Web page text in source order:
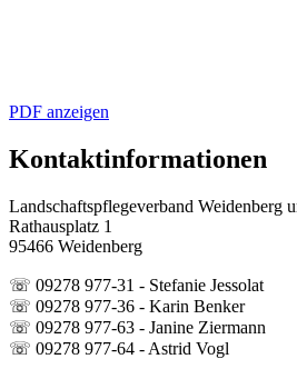
PDF anzeigen
Kontaktinformationen
Landschaftspflegeverband Weidenberg
Rathausplatz 1
95466 Weidenberg
☏ 09278 977-31 - Stefanie Jessolat
☏ 09278 977-36 - Karin Benker
☏ 09278 977-63 - Janine Ziermann
☏ 09278 977-64 - Astrid Vogl